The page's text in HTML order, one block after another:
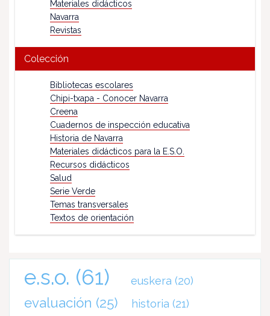
Materiales didácticos
Navarra
Revistas
Colección
Bibliotecas escolares
Chipi-txapa - Conocer Navarra
Creena
Cuadernos de inspección educativa
Historia de Navarra
Materiales didácticos para la E.S.O.
Recursos didácticos
Salud
Serie Verde
Temas transversales
Textos de orientación
e.s.o. (61) euskera (20)
evaluación (25) historia (21)